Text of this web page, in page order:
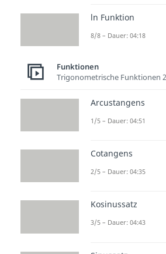
ln Funktion
8/8 – Dauer: 04:18
Funktionen
Trigonometrische Funktionen 2
Arcustangens
1/5 – Dauer: 04:51
Cotangens
2/5 – Dauer: 04:35
Kosinussatz
3/5 – Dauer: 04:43